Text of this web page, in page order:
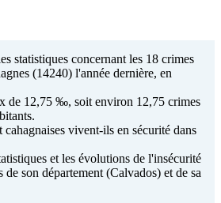
statistiques concernant les 18 crimes
(14240) l'année dernière, en
de 12,75 ‰, soit environ 12,75 crimes
vivent-ils en sécurité dans
et les évolutions de l'insécurité
de son département (Calvados) et de sa